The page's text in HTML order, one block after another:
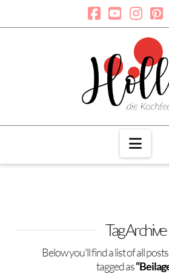
Tag Archive
Below you'll find a list of all
tagged as